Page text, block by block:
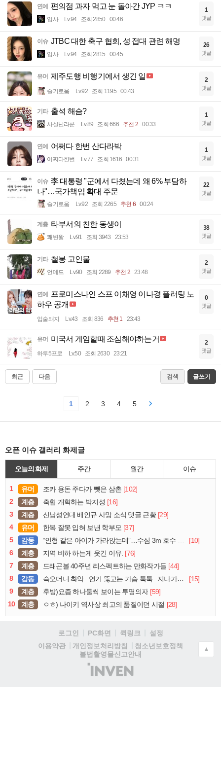
연예 편의점 과자 먹고 눈 돌아간 JYP ㅋㅋ
입사 Lv.94 조회 2850 00:46
1
댓글
이슈 JTBC 대한 축구 협회, 성 접대 관련 해명
입사 Lv.94 조회 2815 00:45
26
댓글
유머 제주도행 비행기에서 생긴 일
슬기로움 Lv.92 조회 1195 00:43
2
댓글
기타 출석 해슴?
사실난라쿤 Lv.89 조회 666 추천 2 00:33
1
댓글
연예 어쩌다 한번 산다라박
어쩌다한번 Lv.77 조회 1616 00:31
1
댓글
이슈 李 대통령 "군에서 다쳤는데 왜 6% 부담하
나"…국가책임 확대 주문
슬기로움 Lv.92 조회 2265 추천 6 00:24
22
댓글
계층 타부서의 친한 동생이
쾌변왕 Lv.91 조회 3943 23:53
38
댓글
기타 철봉 고인물
언데드 Lv.90 조회 2289 추천 2 23:48
2
댓글
연예
프로미스나인 스프 이채영 이나경 플러팅 노
하우 공개
입술돼지 Lv.43 조회 836 추천 1 23:43
0
댓글
유머 미국서 게임할때 조심해야하는거
하루5프로 Lv.50 조회 2630 23:21
2
댓글
최근 다음 검색 글쓰기
1 2 3 4 5
오픈 이슈 갤러리 화제글
오늘의 화제 주간 월간 이슈
1 유머 조카 용돈 주다가 뺏은 삼촌 [102]
2
계층 축협 개혁하는 박지성 [16]
3
계층 신남성연대 배인규 사망 소식 댓글 근황 [29]
4
유머 한복 잘못 입혀 보낸 학부모 [37]
5
감동 “인형 같은 아이가 가라앉는데”…수심 3m 호수 뛰어든 60대 의인
[10]
6
계층 지역 비하 하는게 웃긴 이유. [76]
7
계층 드래곤볼 40주년 리스펙트하는 만화작가들 [44]
8
감동 슥오더니 촤악.. 연기 뚫고는 가슴 툭툭.. 지나가던 아재의 정체
[15]
9
계층 후방)요즘 하나둘씩 보이는 투명의자 [59]
10
계층 ㅇㅎ) 나이키 역사상 최고의 품질이던 시절 [28]
로그인 PC화면 퀵링크
설정
이용약관
개인정보처리방침
청소년보호정책
불법촬영물신고안내
(주)
인
▲